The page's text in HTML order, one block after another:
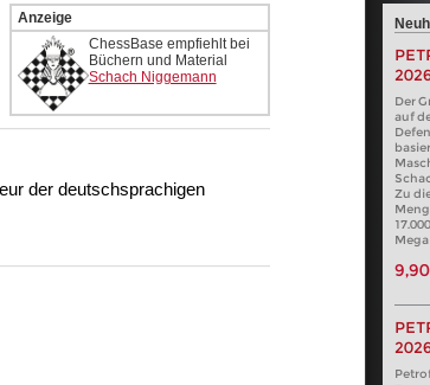
Anzeige
ChessBase empfiehlt bei
Büchern und Material
Schach Niggemann
der deutschsprachigen
Der
auf
Zu